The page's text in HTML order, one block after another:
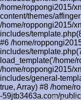
サイト
/home/roppongi2015/
content/themes/
/home/roppongi2015/
includes/
#6 /home/
includes/
load_template('/home/
/home/roppongi2015/
includes/general-
true, Array) #8 /home/
-59jtb3463a.com/